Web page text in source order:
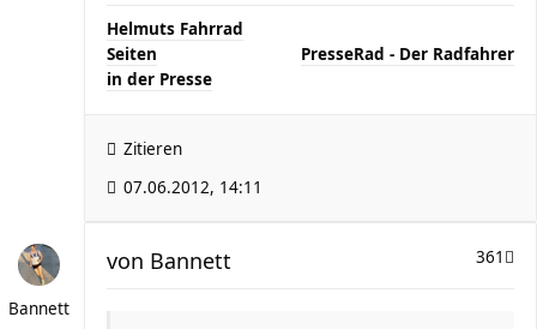
Helmuts Fahrrad
Seiten
PresseRad - Der Radfahrer
in der Presse
Zitieren
07.06.2012, 14:11
Bannett
361
von Bannett